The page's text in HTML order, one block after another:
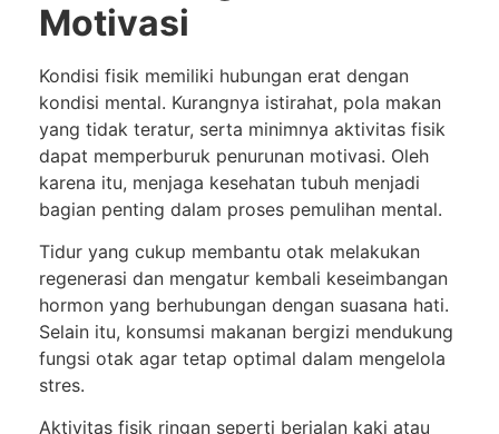
Motivasi
Kondisi fisik memiliki hubungan erat dengan
kondisi mental. Kurangnya istirahat, pola makan
yang tidak teratur, serta minimnya aktivitas fisik
dapat memperburuk penurunan motivasi. Oleh
karena itu, menjaga kesehatan tubuh menjadi
bagian penting dalam proses pemulihan mental.
Tidur yang cukup membantu otak melakukan
regenerasi dan mengatur kembali keseimbangan
hormon yang berhubungan dengan suasana hati.
Selain itu, konsumsi makanan bergizi mendukung
fungsi otak agar tetap optimal dalam mengelola
stres.
Aktivitas fisik ringan seperti berjalan kaki atau